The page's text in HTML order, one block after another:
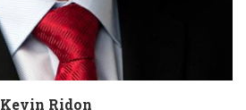
Kevin Ridon